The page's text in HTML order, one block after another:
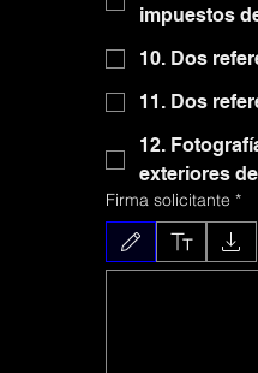
impuestos
10. Dos
11. Dos
12.
exteriores
Firma solicitante *
Modo de dibujo
impuestos
10. Dos
11. Dos
12.
exteriores
Firma solicitante *
Modo de dibujo